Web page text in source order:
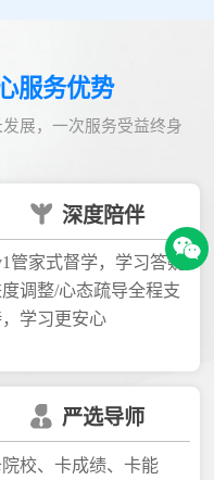
服务优势
展，一次服务受益终身
深度陪伴
管家式督学，学习答疑/
调整/心态疏导全程支
学习更安心
严选导师
校、卡成绩、卡能